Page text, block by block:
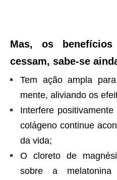
Mas, os
cessam, sabe-se
Tem ação ampla
mente, aliviando os
Interfere
colágeno continue
da vida;
O cloreto de
sobre a